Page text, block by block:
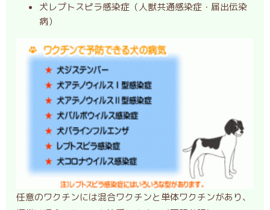
犬レプトスピラ感染症（人獣共通感染症・届出伝染
病）
任意のワクチンには混合ワクチンと単体ワクチンがあり、